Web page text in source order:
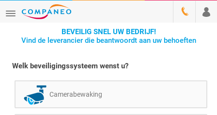
BEVEILIG SNEL UW BEDRIJF!
Vind de leverancier die beantwoordt aan uw behoeften
Welk beveiligingssysteem wenst u?
Camerabewaking